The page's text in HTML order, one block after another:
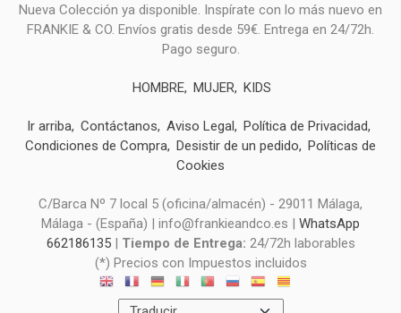
Nueva Colección ya disponible. Inspírate con lo más nuevo en
FRANKIE & CO. Envíos gratis desde 59€. Entrega en 24/72h.
Pago seguro.
HOMBRE MUJER KIDS
Ir arriba Contáctanos Aviso Legal
Política de Privacidad
Condiciones de Compra
Desistir de un pedido
Políticas de
Cookies
C/Barca Nº 7 local 5 (oficina/almacén) - 29011 Málaga,
Málaga - (España) | info@frankieandco.es | WhatsApp
662186135| Tiempo de Entrega: 24/72h laborables
(*) Precios con Impuestos incluidos